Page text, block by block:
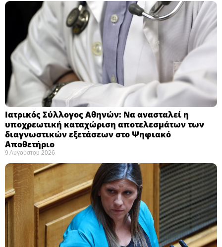
Ιατρικός Σύλλογος Αθηνών: Να ανασταλεί η
υποχρεωτική καταχώριση αποτελεσμάτων των
διαγνωστικών εξετάσεων στο Ψηφιακό
Αποθετήριο ​
9 Αυγούστου 2026